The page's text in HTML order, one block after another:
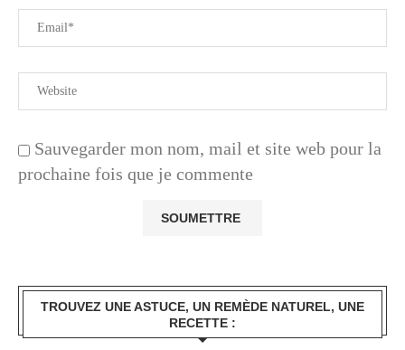
Sauvegarder mon nom, mail et site web pour la
prochaine fois que je commente
TROUVEZ UNE ASTUCE, UN REMÈDE NATUREL, UNE
RECETTE :